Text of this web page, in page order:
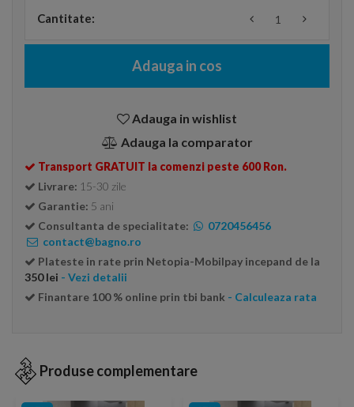
Cantitate:
Adauga in cos
Adauga in wishlist
Adauga la comparator
Transport GRATUIT la comenzi peste 600 Ron.
Livrare: 15-30 zile
Garantie: 5 ani
Consultanta de specialitate:
0720456456
contact@bagno.ro
Plateste in rate prin Netopia-Mobilpay incepand de la
350 lei - Vezi detalii
Finantare 100 % online prin tbi bank - Calculeaza rata
Produse complementare